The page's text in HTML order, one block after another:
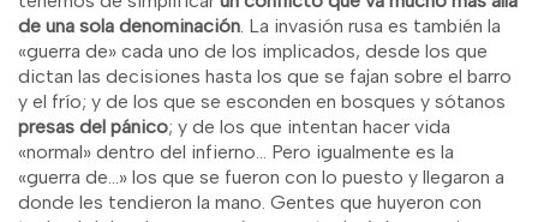
de una sola denominación. La invasión rusa es también la
«guerra de» cada uno de los implicados, desde los que
dictan las decisiones hasta los que se fajan sobre el barro
y el frío; y de los que se esconden en bosques y sótanos
presas del pánico; y de los que intentan hacer vida
«normal» dentro del infierno… Pero igualmente es la
«guerra de…» los que se fueron con lo puesto y llegaron a
donde les tendieron la mano. Gentes que huyeron con